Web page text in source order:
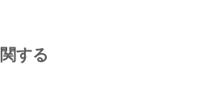
する